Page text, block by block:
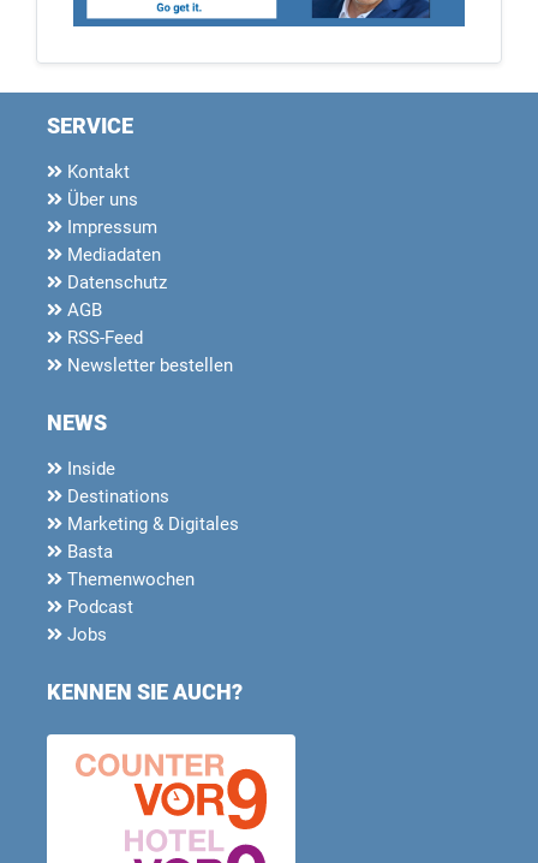
SERVICE
Kontakt
Über uns
Impressum
Mediadaten
Datenschutz
AGB
RSS-Feed
Newsletter bestellen
NEWS
Inside
Destinations
Marketing & Digitales
Basta
Themenwochen
Podcast
Jobs
KENNEN SIE AUCH?